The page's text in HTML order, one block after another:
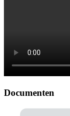
Documenten